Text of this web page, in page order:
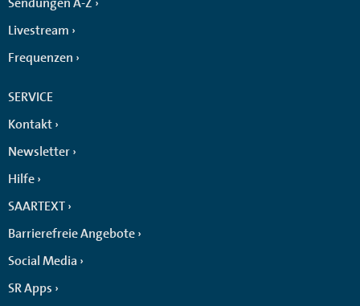
Livestream
Frequenzen
SERVICE
Kontakt
Newsletter
Hilfe
SAARTEXT
Barrierefreie Angebote
Social Media
SR Apps